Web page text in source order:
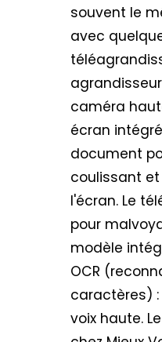
souvent le
avec
caméra
écran
document
coulissant
l'écran. Le
pour
modèle
OCR
caractères)
voix haute. Le